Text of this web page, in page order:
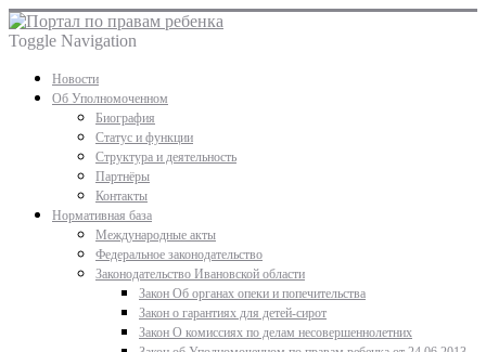
Toggle Navigation
Новости
Об Уполномоченном
Биография
Статус и функции
Структура и деятельность
Партнёры
Контакты
Нормативная база
Международные акты
Федеральное законодательство
Законодательство Ивановской области
Закон Об органах опеки и попечительства
Закон о гарантиях для детей-сирот
Закон О комиссиях по делам несовершеннолетних